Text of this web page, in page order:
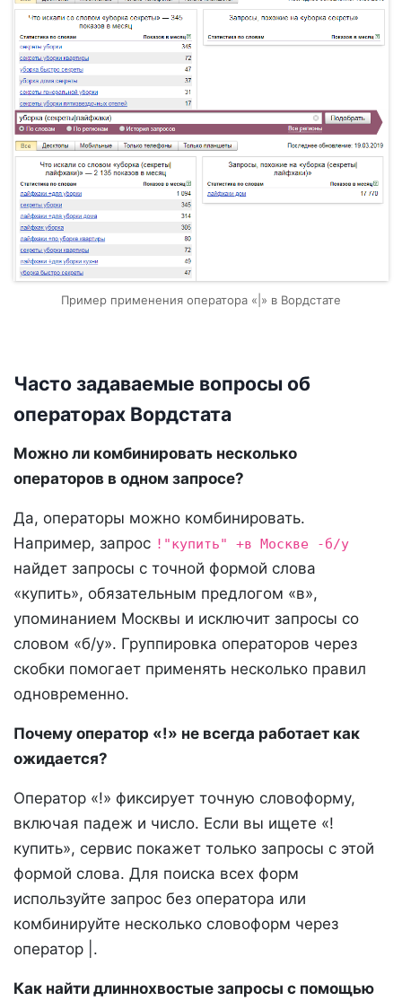
Пример применения оператора «|» в Вордстате
Часто задаваемые вопросы об
операторах Вордстата
Можно ли комбинировать несколько
операторов в одном запросе?
Да, операторы можно комбинировать.
Например, запрос !"купить" +в Москве -б/у
найдет запросы с точной формой слова
«купить», обязательным предлогом «в»,
упоминанием Москвы и исключит запросы со
словом «б/у». Группировка операторов через
скобки помогает применять несколько правил
одновременно.
Почему оператор «!» не всегда работает как
ожидается?
Оператор «!» фиксирует точную словоформу,
включая падеж и число. Если вы ищете «!
купить», сервис покажет только запросы с этой
формой слова. Для поиска всех форм
используйте запрос без оператора или
комбинируйте несколько словоформ через
оператор |.
Как найти длиннохвостые запросы с помощью